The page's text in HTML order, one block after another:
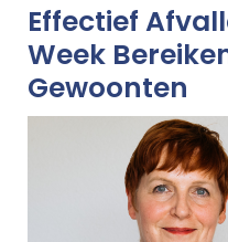
Effectief
Week
Gewoonten